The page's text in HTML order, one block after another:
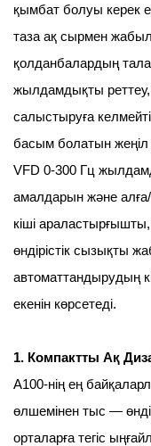
қымбат болуы керек
таза ақ сырмен
қолданбалардың
жылдамдықты реттеу,
салыстыруға
басым болатын жеңіл
VFD 0-300 Гц
амалдарын және
кіші
өндірістік сызықты
автоматтандырудың
екенін көрсетеді.
1. Компактты Ақ
A100-нің ең
өлшемінен тыс —
орталарға тегіс